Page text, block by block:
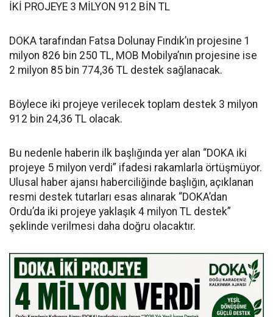
İKİ PROJEYE 3 MİLYON 912 BİN TL
DOKA tarafından Fatsa Dolunay Fındık’ın projesine 1
milyon 826 bin 250 TL, MOB Mobilya’nın projesine ise
2 milyon 85 bin 774,36 TL destek sağlanacak.
Böylece iki projeye verilecek toplam destek 3 milyon
912 bin 24,36 TL olacak.
Bu nedenle haberin ilk başlığında yer alan “DOKA iki
projeye 5 milyon verdi” ifadesi rakamlarla örtüşmüyor.
Ulusal haber ajansı haberciliğinde başlığın, açıklanan
resmi destek tutarları esas alınarak “DOKA’dan
Ordu’da iki projeye yaklaşık 4 milyon TL destek”
şeklinde verilmesi daha doğru olacaktır.